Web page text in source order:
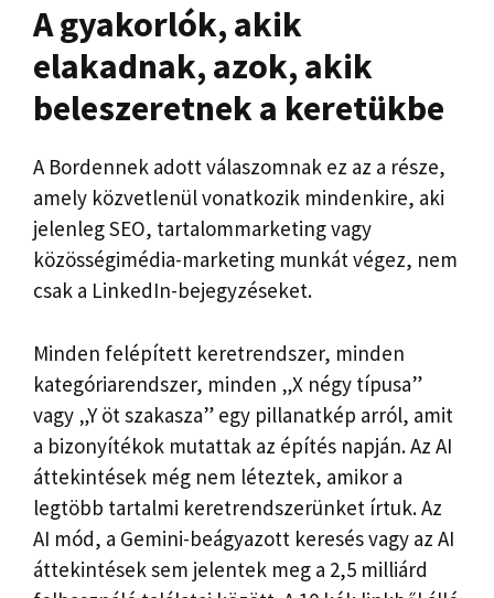
A gyakorlók, akik
elakadnak, azok, akik
beleszeretnek a keretükbe
A Bordennek adott válaszomnak ez az a része,
amely közvetlenül vonatkozik mindenkire, aki
jelenleg SEO, tartalommarketing vagy
közösségimédia-marketing munkát végez, nem
csak a LinkedIn-bejegyzéseket.
Minden felépített keretrendszer, minden
kategóriarendszer, minden „X négy típusa”
vagy „Y öt szakasza” egy pillanatkép arról, amit
a bizonyítékok mutattak az építés napján. Az AI
áttekintések még nem léteztek, amikor a
legtöbb tartalmi keretrendszerünket írtuk. Az
AI mód, a Gemini-beágyazott keresés vagy az AI
áttekintések sem jelentek meg a 2,5 milliárd